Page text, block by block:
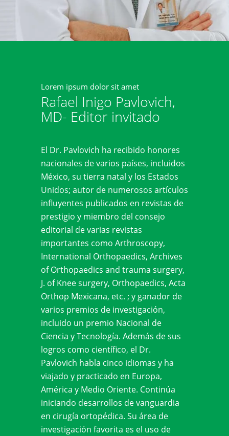
Lorem ipsum dolor sit amet
Rafael Inigo Pavlovich,
MD- Editor invitado
El Dr. Pavlovich ha recibido honores
nacionales de varios países, incluidos
México, su tierra natal y los Estados
Unidos; autor de numerosos artículos
influyentes publicados en revistas de
prestigio y miembro del consejo
editorial de varias revistas
importantes como Arthroscopy,
International Orthopaedics, Archives
of Orthopaedics and trauma surgery,
J. of Knee surgery, Orthopaedics, Acta
Orthop Mexicana, etc. ; y ganador de
varios premios de investigación,
incluido un premio Nacional de
Ciencia y Tecnología. Además de sus
logros como científico, el Dr.
Pavlovich habla cinco idiomas y ha
viajado y practicado en Europa,
América y Medio Oriente. Continúa
iniciando desarrollos de vanguardia
en cirugía ortopédica. Su área de
investigación favorita es el uso de